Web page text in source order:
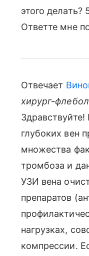
этого
Ответте мне
Отвечает
хирург-
глубоких вен
множества
тромбоза и
УЗИ вена
препаратов
нагрузках,
компрессии.